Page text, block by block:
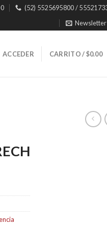
(52) 5525695800 /
Newsletter
ACCEDER CARRITO /$0.00